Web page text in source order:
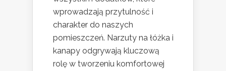
wprowadzają przytulność i
charakter do naszych
pomieszczeń. Narzuty na łóżka i
kanapy odgrywają kluczową
rolę w tworzeniu komfortowej